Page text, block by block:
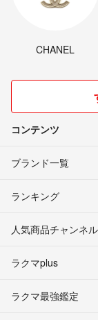
CHANEL
コンテンツ
ブランド一覧
ランキング
人気商品チャンネル
ラクマplus
ラクマ最強鑑定